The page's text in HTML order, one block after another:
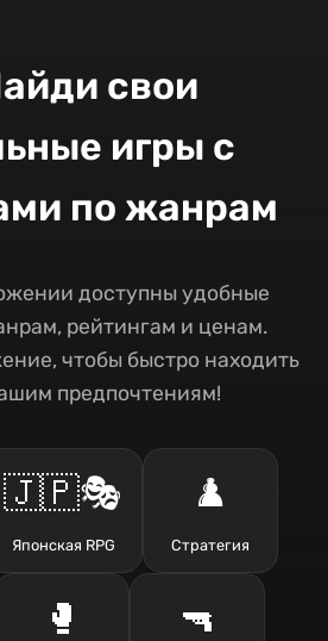
свои
игры с
по жанрам
доступны удобные
рейтингам и ценам.
чтобы быстро находить
предпочтениям!
🇯🇵🎭
Японская RPG
♟️
Стратегия
🥊 🔫